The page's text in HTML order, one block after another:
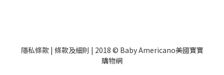
隱私條款| 條款及細則 | 2018 © Baby Americano美國寶寶
購物網